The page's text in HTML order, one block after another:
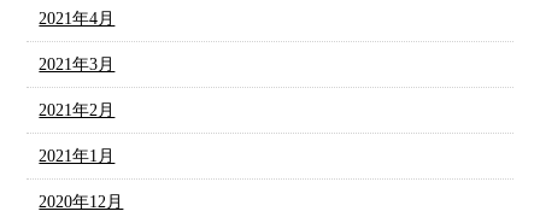
2021年4月
2021年3月
2021年2月
2021年1月
2020年12月